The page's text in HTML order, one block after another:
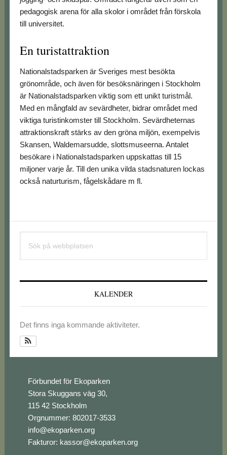
pedagogisk arena för alla skolor i området från förskola
till universitet.
En turistattraktion
Nationalstadsparken är Sveriges mest besökta
grönområde, och även för besöksnäringen i Stockholm
är Nationalstadsparken viktig som ett unikt turistmål.
Med en mångfald av sevärdheter, bidrar området med
viktiga turistinkomster till Stockholm. Sevärdheternas
attraktionskraft stärks av den gröna miljön, exempelvis
Skansen, Waldemarsudde, slottsmuseerna. Antalet
besökare i Nationalstadsparken uppskattas till 15
miljoner varje år. Till den unika vilda stadsnaturen lockas
också naturturism, fågelskådare m fl.
Primärt
sidofält
webbplatsen
KALENDER
Det finns inga kommande aktiviteter.
Footer
Förbundet för Ekoparken
Stora Skuggans väg 30,
115 42 Stockholm
Orgnummer: 802017-3533
info@ekoparken.org
Fakturor: kassor@ekoparken.org